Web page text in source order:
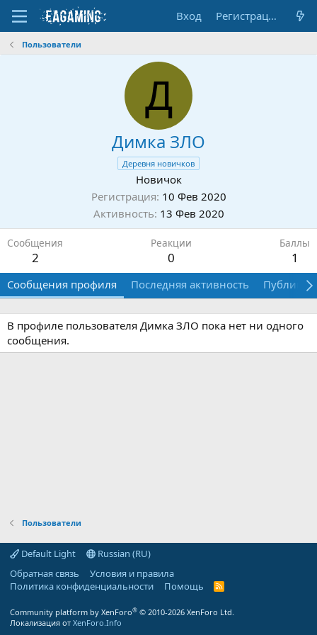
Вход Регистрация
Пользователи
Д
Димка ЗЛО
Деревня новичков
Новичок
Регистрация 10 Фев 2020
Активность 13 Фев 2020
Сообщения
2
Реакции
0
Баллы
1
Сообщения профиля Последняя активность
В профиле пользователя Димка ЗЛО пока нет ни одного
сообщения.
Пользователи
Default Light
Russian (RU)
Обратная связь
Условия и правила
Политика конфиденциальности
Помощь
R
Community platform by XenForo® © 2010-2026 XenForo Ltd.
Локализация от XenForo.Info